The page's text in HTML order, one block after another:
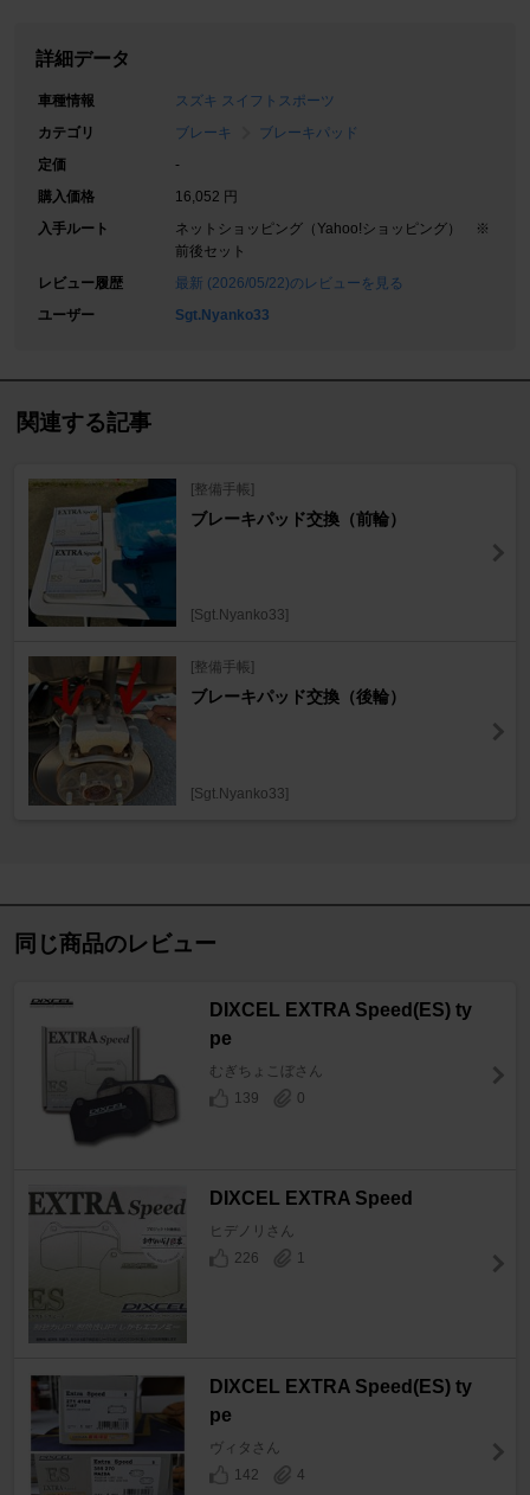
詳細データ
車種情報
スズキ スイフトスポーツ
カテゴリ
ブレーキ
ブレーキパッド
定価
-
購入価格
16,052 円
入手ルート
ネットショッピング（Yahoo!ショッピング） ※
前後セット
レビュー履歴
最新 (2026/05/22)のレビューを見る
ユーザー
Sgt.Nyanko33
関連する記事
[整備手帳]
ブレーキパッド交換（前輪）
[Sgt.Nyanko33]
[整備手帳]
ブレーキパッド交換（後輪）
[Sgt.Nyanko33]
同じ商品のレビュー
DIXCEL EXTRA Speed(ES) ty
pe
むぎちょこぼさん
139
0
DIXCEL EXTRA Speed
ヒデノリさん
226
1
DIXCEL EXTRA Speed(ES) ty
pe
ヴィタさん
142
4